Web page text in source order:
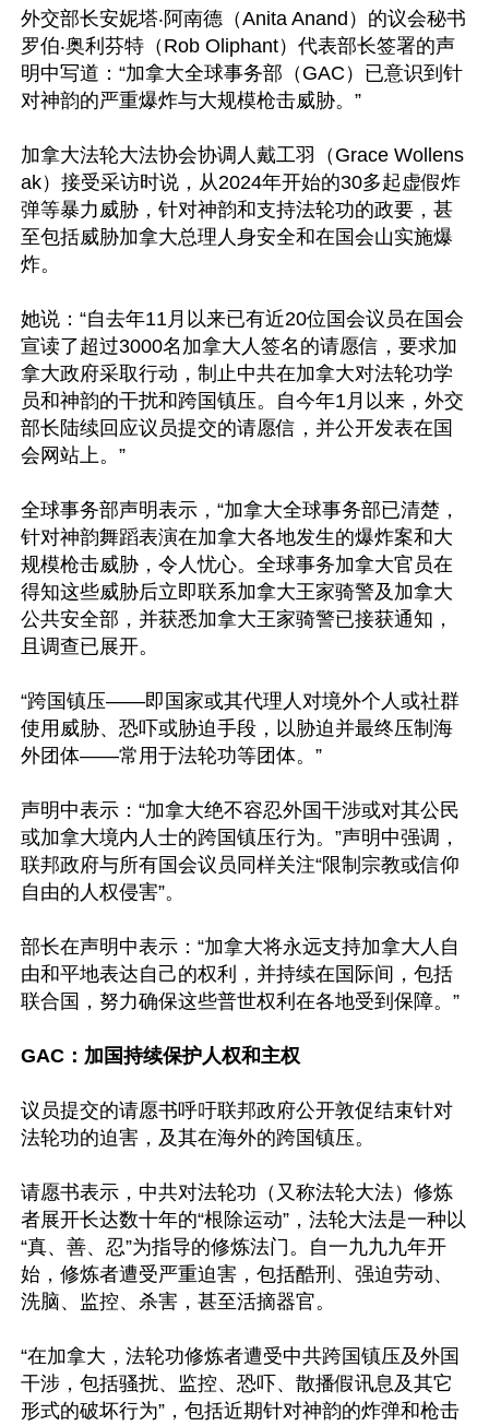
外交部长安妮塔‧阿南德（Anita Anand）的议会秘书
罗伯‧奥利芬特（Rob Oliphant）代表部长签署的声
明中写道：“加拿大全球事务部（GAC）已意识到针
对神韵的严重爆炸与大规模枪击威胁。”
加拿大法轮大法协会协调人戴工羽（Grace Wollens
ak）接受采访时说，从2024年开始的30多起虚假炸
弹等暴力威胁，针对神韵和支持法轮功的政要，甚
至包括威胁加拿大总理人身安全和在国会山实施爆
炸。
她说：“自去年11月以来已有近20位国会议员在国会
宣读了超过3000名加拿大人签名的请愿信，要求加
拿大政府采取行动，制止中共在加拿大对法轮功学
员和神韵的干扰和跨国镇压。自今年1月以来，外交
部长陆续回应议员提交的请愿信，并公开发表在国
会网站上。”
全球事务部声明表示，“加拿大全球事务部已清楚，
针对神韵舞蹈表演在加拿大各地发生的爆炸案和大
规模枪击威胁，令人忧心。全球事务加拿大官员在
得知这些威胁后立即联系加拿大王家骑警及加拿大
公共安全部，并获悉加拿大王家骑警已接获通知，
且调查已展开。
“跨国镇压——即国家或其代理人对境外个人或社群
使用威胁、恐吓或胁迫手段，以胁迫并最终压制海
外团体——常用于法轮功等团体。”
声明中表示：“加拿大绝不容忍外国干涉或对其公民
或加拿大境内人士的跨国镇压行为。”声明中强调，
联邦政府与所有国会议员同样关注“限制宗教或信仰
自由的人权侵害”。
部长在声明中表示：“加拿大将永远支持加拿大人自
由和平地表达自己的权利，并持续在国际间，包括
联合国，努力确保这些普世权利在各地受到保障。”
GAC：加国持续保护人权和主权
议员提交的请愿书呼吁联邦政府公开敦促结束针对
法轮功的迫害，及其在海外的跨国镇压。
请愿书表示，中共对法轮功（又称法轮大法）修炼
者展开长达数十年的“根除运动”，法轮大法是一种以
“真、善、忍”为指导的修炼法门。自一九九九年开
始，修炼者遭受严重迫害，包括酷刑、强迫劳动、
洗脑、监控、杀害，甚至活摘器官。
“在加拿大，法轮功修炼者遭受中共跨国镇压及外国
干涉，包括骚扰、监控、恐吓、散播假讯息及其它
形式的破坏行为”，包括近期针对神韵的炸弹和枪击